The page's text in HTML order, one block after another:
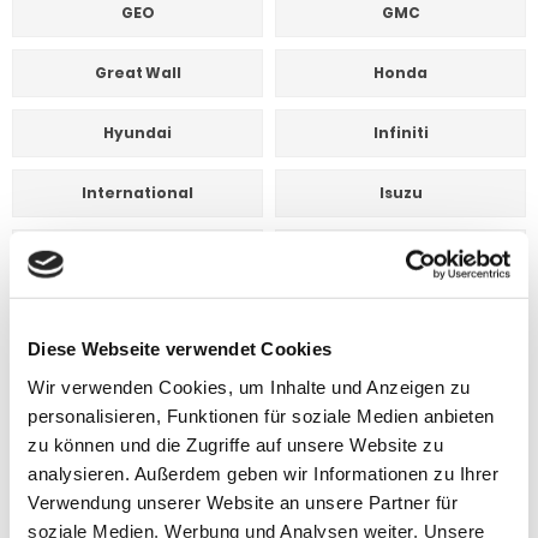
Diese Webseite verwendet Cookies
Wir verwenden Cookies, um Inhalte und Anzeigen zu
personalisieren, Funktionen für soziale Medien anbieten
zu können und die Zugriffe auf unsere Website zu
analysieren. Außerdem geben wir Informationen zu Ihrer
Verwendung unserer Website an unsere Partner für
soziale Medien, Werbung und Analysen weiter. Unsere
GEO GMC
Great Wall Honda
Hyundai Infiniti
International Isuzu
Kia
Mitsubishi Nissan